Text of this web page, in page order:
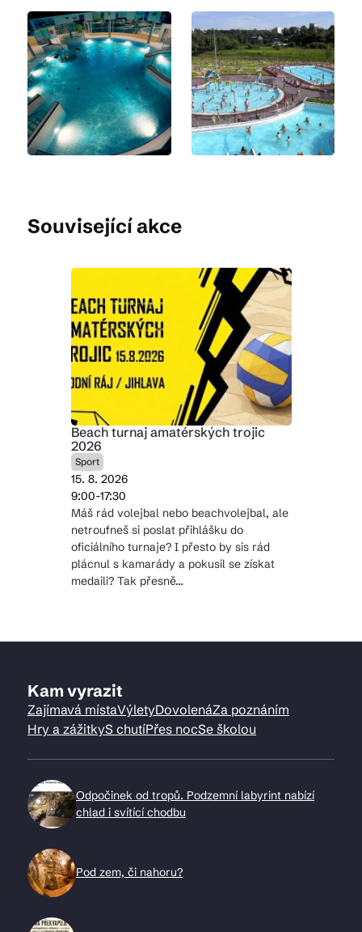
Související akce
Beach turnaj amatérských trojic
2026
Sport
15. 8. 2026
9:00-17:30
Máš rád volejbal nebo beachvolejbal, ale
netroufneš si poslat přihlášku do
oficiálního turnaje? I přesto by sis rád
plácnul s kamarády a pokusil se získat
medaili? Tak přesně…
Kam vyrazit
Zajímavá místaVýletyDovolenáZa poznáním
Hry a zážitkyS chutíPřes nocSe školou
Odpočinek od tropů. Podzemní labyrint nabízí
chlad i svítící chodbu
Pod zem, či nahoru?